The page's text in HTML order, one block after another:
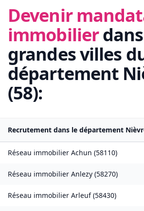
Devenir
immobilier
grandes villes
département
(58):
Recrutement dans le département
Réseau immobilier Achun (58110)
Réseau immobilier Anlezy (58270)
Réseau immobilier Arleuf(58430)